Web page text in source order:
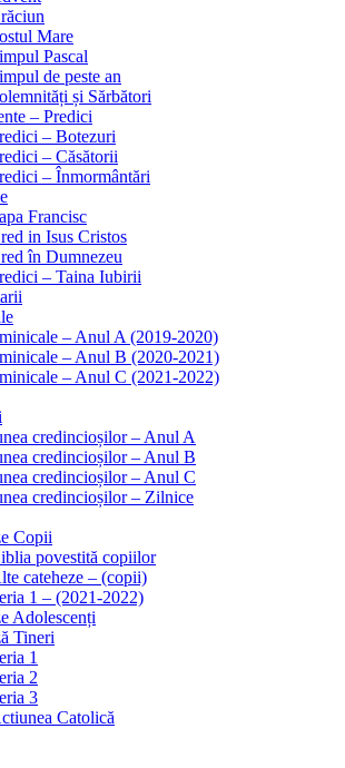
Mare
Pascal
de peste an
și Sărbători
– Predici
– Botezuri
– Căsătorii
– Înmormântări
Francisc
in Isus Cristos
în Dumnezeu
– Taina Iubirii
– Anul A (2019-2020)
– Anul B (2020-2021)
– Anul C (2021-2022)
credincioșilor – Anul A
credincioșilor – Anul B
credincioșilor – Anul C
credincioșilor – Zilnice
Copii
povestită copiilor
cateheze – (copii)
1 – (2021-2022)
Adolescenți
Tineri
1
2
3
Catolică